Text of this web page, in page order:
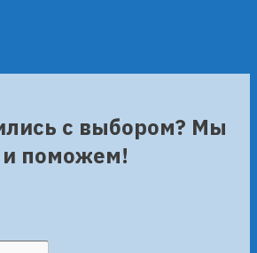
с выбором? Мы
поможем!